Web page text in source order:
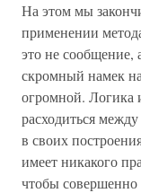
На этом мы
применении
это не сообщение,
скромный намек
огромной. Логика
расходиться
в своих
имеет никакого
чтобы совершенно